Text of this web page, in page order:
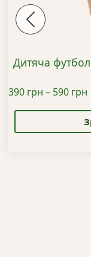
Previous
Дитяча
390 грн – 590 грн
Цей
має